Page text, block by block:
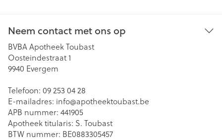
Neem contact met ons op
BVBA Apotheek Toubast
Oosteindestraat 1
9940 Evergem
Telefoon: 09 253 04 28
E-mailadres: info@apotheektoubast.be
APB nummer: 441905
Apotheek titularis: S. Toubast
BTW nummer: BE0883305457